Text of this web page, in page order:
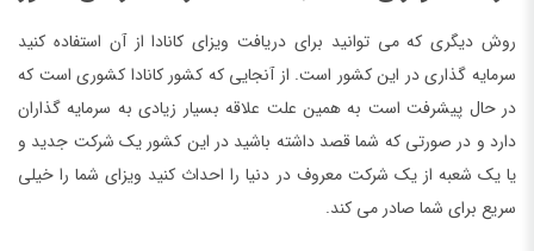
روش دیگری که می توانید برای دریافت ویزای کانادا از آن استفاده کنید
سرمایه گذاری در این کشور است. از آنجایی که کشور کانادا کشوری است که
در حال پیشرفت است به همین علت علاقه بسیار زیادی به سرمایه گذاران
دارد و در صورتی که شما قصد داشته باشید در این کشور یک شرکت جدید و
یا یک شعبه از یک شرکت معروف در دنیا را احداث کنید ویزای شما را خیلی
سریع برای شما صادر می کند.